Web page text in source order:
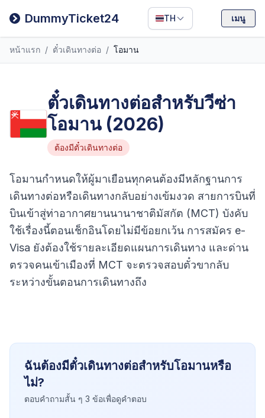
DummyTicket24 TH
Filipino
Deutsch
เมนู
หน้าแรก / ตั๋วเดินทางต่อ / โอมาน
ตั๋วเดินทางต่อสำหรับวีซ่า
โอมาน (2026)
ต้องมีตั๋วเดินทางต่อ
โอมานกำหนดให้ผู้มาเยือนทุกคนต้องมีหลักฐานการ
เดินทางต่อหรือเดินทางกลับอย่างเข้มงวด สายการบินที่
บินเข้าสู่ท่าอากาศยานนานาชาติมัสกัต (MCT) บังคับ
ใช้เรื่องนี้ตอนเช็กอินโดยไม่มีข้อยกเว้น การสมัคร e-
Visa ยังต้องใช้รายละเอียดแผนการเดินทาง และด่าน
ตรวจคนเข้าเมืองที่ MCT จะตรวจสอบตั๋วขากลับ
ระหว่างขั้นตอนการเดินทางถึง
ฉันต้องมีตั๋วเดินทางต่อสำหรับโอมานหรือ
ไม่?
ตอบคำถามสั้น ๆ 3 ข้อเพื่อดูคำตอบ